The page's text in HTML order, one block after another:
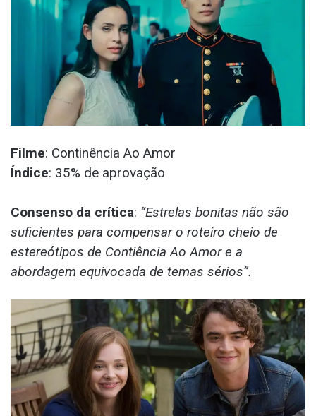
Filme: Continência Ao Amor
Índice: 35% de aprovação
Consenso da crítica: “Estrelas bonitas não são
suficientes para compensar o roteiro cheio de
estereótipos de Contiência Ao Amor e a
abordagem equivocada de temas sérios”.